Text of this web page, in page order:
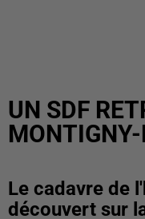
UN SDF
Le cadavre de
découvert sur